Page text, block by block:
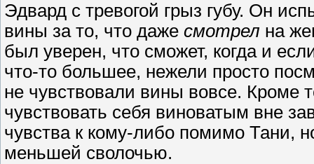
Эдвард с тревогой грыз губу. Он
вины за то, что даже смотрел на
был уверен, что сможет, когда и
что-то большее, нежели просто
не чувствовали вины вовсе. Кроме
чувствовать себя виноватым вне
чувства к кому-либо помимо Тани,
меньшей сволочью.